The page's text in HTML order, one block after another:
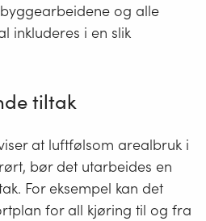
og alle
inkluderes i en slik
tiltak
at luftfølsom arealbruk i
bør det utarbeides en
For eksempel kan det
for all kjøring til og fra